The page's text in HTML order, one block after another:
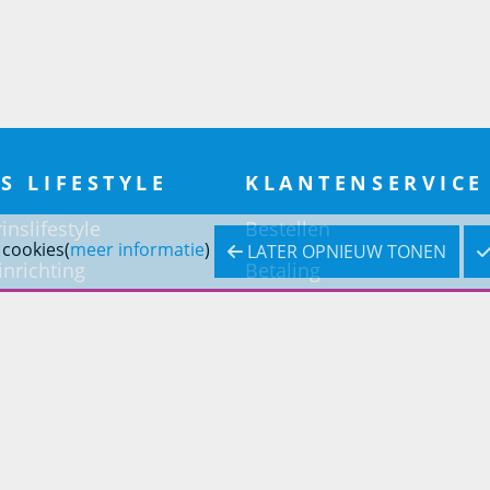
meer informatie) LATER OPNIEUW TONEN
LIFESTYLE KLANTENSERVICE
Bestellen
Betaling